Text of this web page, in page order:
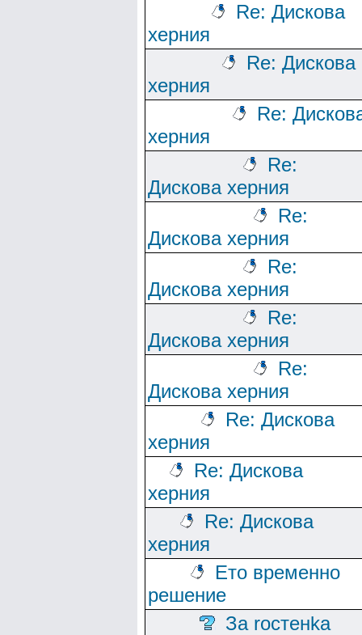
Re: Дискова
херния
Re: Дискова
херния
Re:
херния
Re:
Дискова херния
Re:
Дискова херния
Re:
Дискова херния
Re:
Дискова херния
Re:
Дискова херния
Re: Дискова
херния
Re: Дискова
херния
Re: Дискова
херния
Ето временно
решение
За rocтeнka